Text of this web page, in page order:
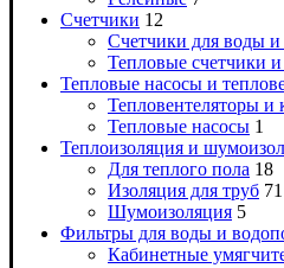
Счетчики 12
Счетчики для воды
Тепловые счетчики
Тепловые насосы и
Тепловентеляторы
Тепловые насосы 1
Теплоизоляция и
Для теплого пола 18
Изоляция для труб 71
Шумоизоляция 5
Фильтры для воды и
Кабинетные